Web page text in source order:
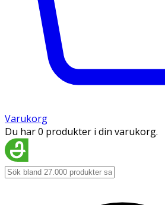
Varukorg
Du har 0 produkter i din varukorg.